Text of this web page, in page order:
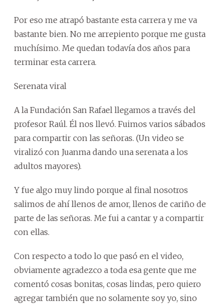
Por eso me atrapó bastante esta carrera y me va
bastante bien. No me arrepiento porque me gusta
muchísimo. Me quedan todavía dos años para
terminar esta carrera.
Serenata viral
A la Fundación San Rafael llegamos a través del
profesor Raúl. Él nos llevó. Fuimos varios sábados
para compartir con las señoras. (Un video se
viralizó con Juanma dando una serenata a los
adultos mayores).
Y fue algo muy lindo porque al final nosotros
salimos de ahí llenos de amor, llenos de cariño de
parte de las señoras. Me fui a cantar y a compartir
con ellas.
Con respecto a todo lo que pasó en el video,
obviamente agradezco a toda esa gente que me
comentó cosas bonitas, cosas lindas, pero quiero
agregar también que no solamente soy yo, sino